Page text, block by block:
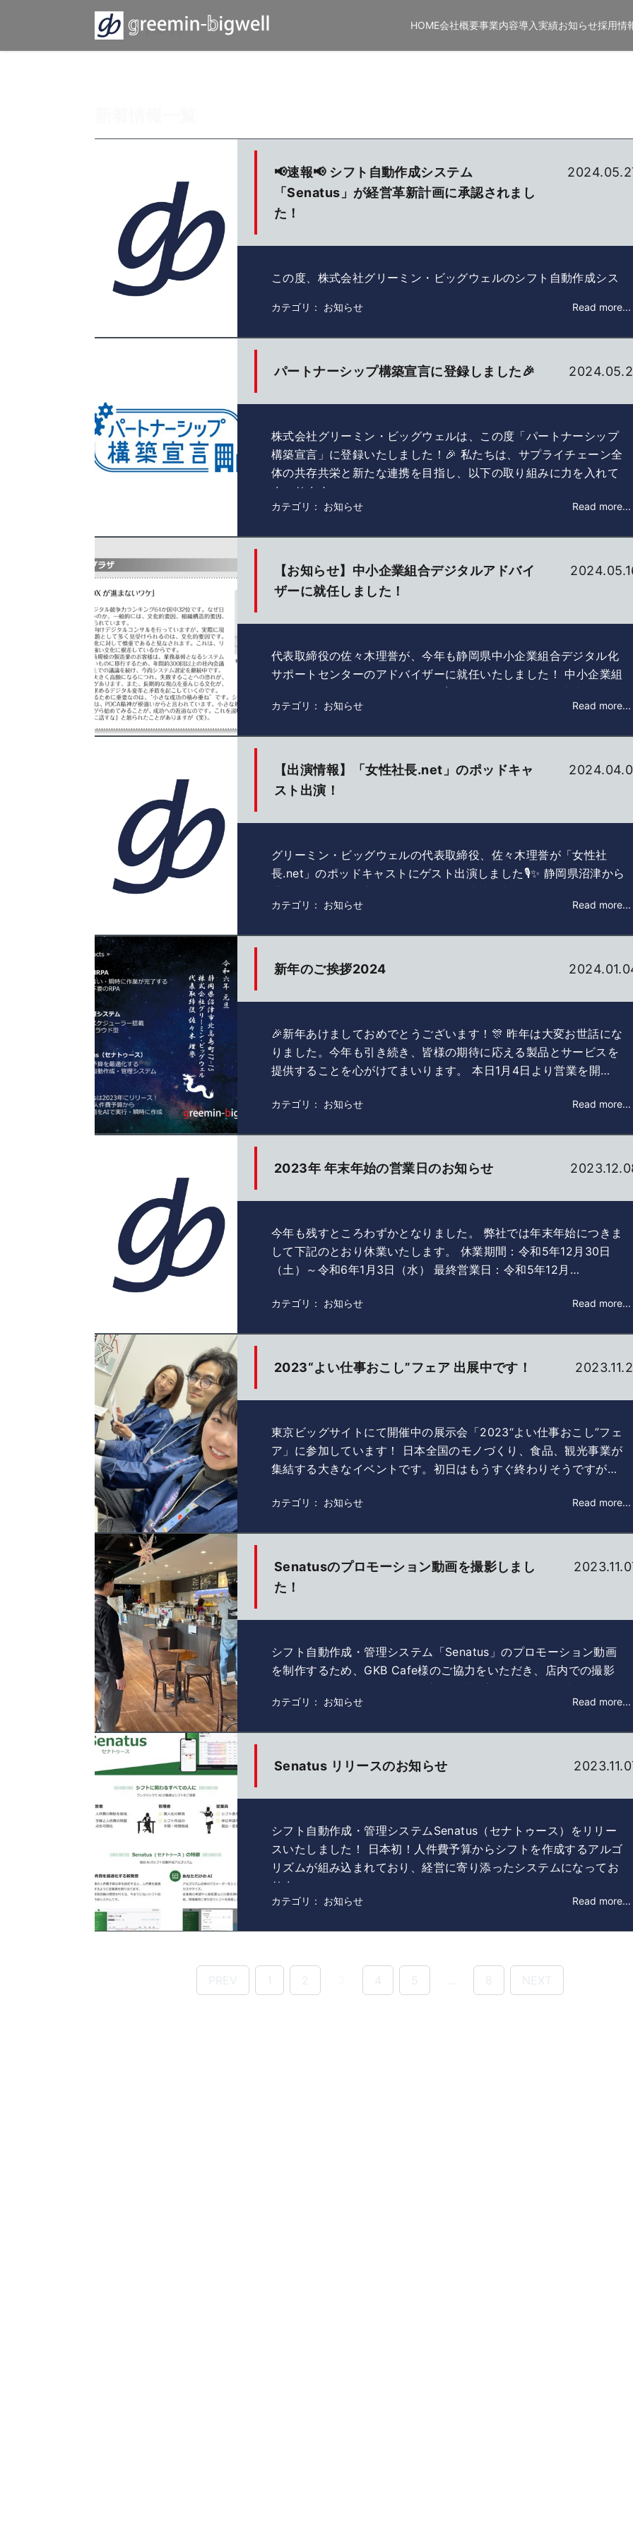
HOME会社概要事業内容導入実績お知らせ採用情
HOME › お知らせ
📢速報📢 シフト自動作成システム
「Senatus」が経営革新計画に承認されまし
た！
この度、株式会社グリーミン・ビッグウェルのシフト自動作成シス
認されました🎉 これにより、生産管理システム「Chronus」に続…
カテゴリ： お知らせ Read more...
パートナーシップ構築宣言に登録しました🎉
株式会社グリーミン・ビッグウェルは、この度「パートナーシップ
構築宣言」に登録いたしました！🎉 私たちは、サプライチェーン全
体の共存共栄と新たな連携を目指し、以下の取り組みに力を入れて
まいります…
カテゴリ： お知らせ Read more...
【お知らせ】中小企業組合デジタルアドバイ
ザーに就任しました！
代表取締役の佐々木理誉が、今年も静岡県中小企業組合デジタル化
サポートセンターのアドバイザーに就任いたしました！ 中小企業組
カテゴリ： お知らせ Read more...
【出演情報】「女性社長.net」のポッドキャ
スト出演！
グリーミン・ビッグウェルの代表取締役、佐々木理誉が「女性社
長.net」のポッドキャストにゲスト出演しました🎙✨ 静岡県沼津から
語。 …
カテゴリ： お知らせ Read more...
新年のご挨拶2024
🎉新年あけましておめでとうございます！🎊 昨年は大変お世話にな
りました。今年も引き続き、皆様の期待に応える製品とサービスを
提供することを心がけてまいります。 本日1月4日より営業を開…
カテゴリ： お知らせ Read more...
2023年 年末年始の営業日のお知らせ
今年も残すところわずかとなりました。 弊社では年末年始につきま
して下記のとおり休業いたします。 休業期間：令和5年12月30日
（土）～令和6年1月3日（水） 最終営業日：令和5年12月…
カテゴリ： お知らせ Read more...
2023“よい仕事おこし”フェア 出展中です！
東京ビッグサイトにて開催中の展示会「2023“よい仕事おこし”フェ
ア」に参加しています！ 日本全国のモノづくり、食品、観光事業が
集結する大きなイベントです。初日はもうすぐ終わりそうですが…
カテゴリ： お知らせ Read more...
Senatusのプロモーション動画を撮影しまし
た！
シフト自動作成・管理システム「Senatus」のプロモーション動画
を制作するため、GKB Cafe様のご協力をいただき、店内での撮影
カテゴリ： お知らせ Read more...
Senatus リリースのお知らせ
シフト自動作成・管理システムSenatus（セナトゥース）をリリー
スいたしました！ 日本初！人件費予算からシフトを作成するアルゴ
リズムが組み込まれており、経営に寄り添ったシステムになってお
りま…
カテゴリ： お知らせ Read more...